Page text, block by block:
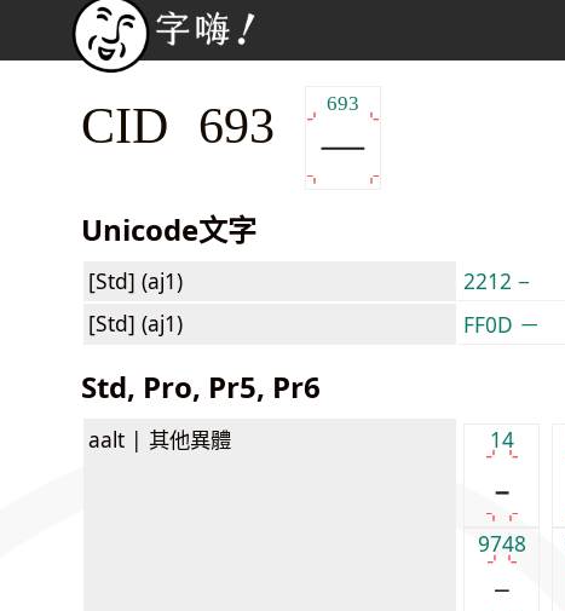
CID 693 693
Unicode文字
[Std] (aj1)
2212 −
[Std] (aj1)
FF0D －
Std, Pro, Pr5, Pr6
aalt | 其他異體 14
9748